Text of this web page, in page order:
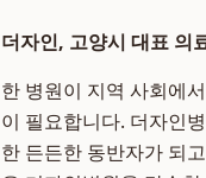
더자인, 고양시 대표 의
한 병원이 지역 사회에
이 필요합니다. 더자인
한 든든한 동반자가 되